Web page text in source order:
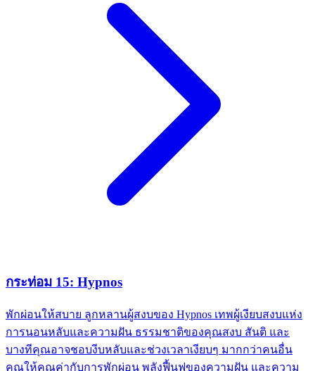
กระท่อม 15: Hypnos
พักผ่อนให้สบาย ลูกหลานผู้สงบของ Hypnos เทพผู้เงียบสงบแห่ง
การนอนหลับและความฝัน ธรรมชาติของคุณสงบ สันติ และ
บางทีคุณอาจชอบงีบหลับและช่วงเวลาเงียบๆ มากกว่าคนอื่น
คุณให้คุณค่ากับการพักผ่อน พลังฟื้นฟูของความฝัน และความ